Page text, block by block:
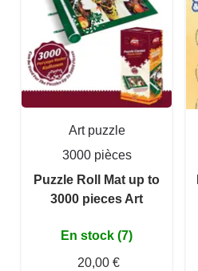
Art puzzle
3000 pièces
Puzzle Roll Mat up to
3000 pieces Art
En stock (7)
20,00 €